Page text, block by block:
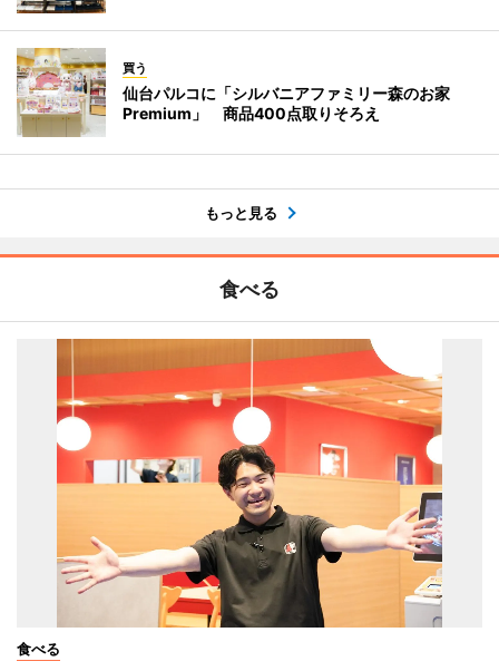
買う
仙台パルコに「シルバニアファミリー森のお家
Premium」 商品400点取りそろえ
もっと見る
食べる
食べる